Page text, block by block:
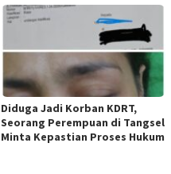
Diduga Jadi Korban KDRT,
Seorang Perempuan di Tangsel
Minta Kepastian Proses Hukum